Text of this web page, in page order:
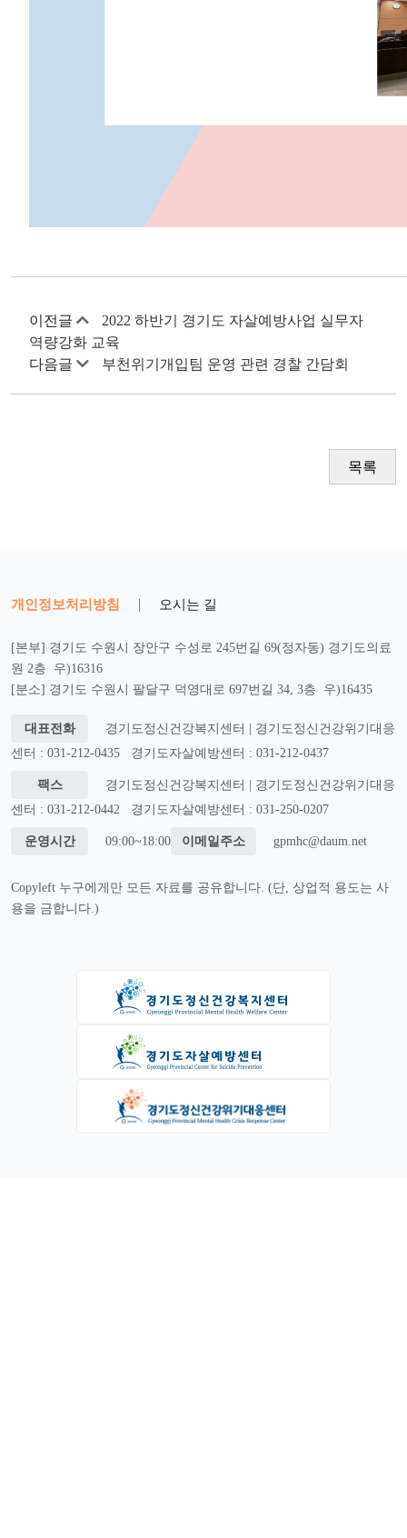
이전글
2022 하반기 경기도 자살예방사업 실무자
역량강화 교육
다음글
부천위기개입팀 운영 관련 경찰 간담회
목록
개인정보처리방침 | 오시는 길
[본부] 경기도 수원시 장안구 수성로 245번길 69(정자동) 경기도의료
원 2층 우)16316
[분소] 경기도 수원시 팔달구 덕영대로 697번길 34, 3층 우)16435
대표전화
경기도정신건강복지센터 | 경기도정신건강위기대응
센터 : 031-212-0435
경기도자살예방센터 : 031-212-0437
팩스
경기도정신건강복지센터 | 경기도정신건강위기대응
센터 : 031-212-0442
경기도자살예방센터 : 031-250-0207
운영시간 09:00~18:00 이메일주소 gpmhc@daum.net
Copyleft 누구에게만 모든 자료를 공유합니다. (단, 상업적 용도는 사
용을 금합니다.)